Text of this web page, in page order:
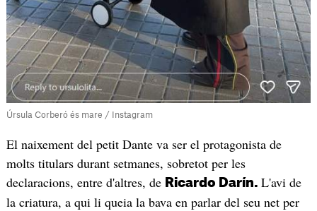
Úrsula Corberó és mare / Instagram
El naixement del petit Dante va ser el protagonista de
molts titulars durant setmanes, sobretot per les
declaracions, entre d'altres, de Ricardo Darín. L'avi de
la criatura, a qui li queia la bava en parlar del seu net per